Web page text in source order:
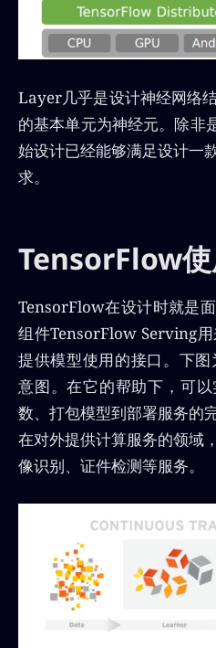
Layer几乎是设计神经网络
的基本单元为神经元。除
始设计已经能够满足设计一
求。
TensorFlow
TensorFlow在设计时就是
组件TensorFlow Serving
提供模型使用的接口。下
意图。在它的帮助下，可
数、打包模型到部署服务的
在对外提供计算服务的领域
像识别、证件检测等服务。